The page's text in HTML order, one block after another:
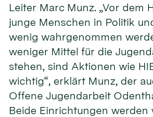
Leiter Marc Munz. „Vor dem
junge Menschen in Politik
wenig wahrgenommen
weniger Mittel für die
stehen, sind Aktionen wie
wichtig“, erklärt Munz, der
Offene Jugendarbeit
Beide Einrichtungen werden